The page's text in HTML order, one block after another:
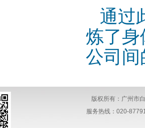
通过
炼了身
公司间
版权所有：广州市
服务热线：020-